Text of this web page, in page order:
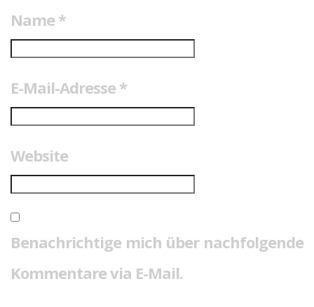
Name *
E-Mail-Adresse *
Website
Benachrichtige mich über nachfolgende
Kommentare via E-Mail.